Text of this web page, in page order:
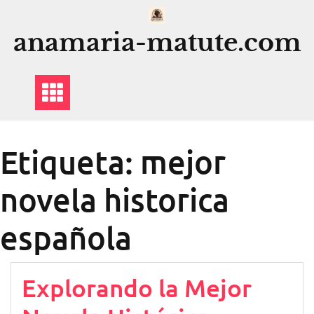
contenido
anamaria-matute.com
Etiqueta: mejor
novela historica
española
Explorando la Mejor